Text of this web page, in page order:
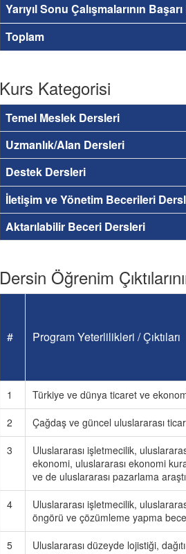
Yarıyıl Sonu Çalışmalarının
Toplam
Kurs Kategorisi
Temel Meslek Dersleri
Uzmanlık/Alan Dersleri
Destek Dersleri
İletişim ve Yönetim Becerileri
Aktarılabilir Beceri Dersleri
Dersin Öğrenim
# Program Yeterlilikleri / Çıktıları
1
Türkiye ve dünya ticaret ve
2
Çağdaş ve güncel uluslararası
3
Uluslararası işletmecilik,
ekonomi, uluslararası ekonomi
ve de uluslararası pazarlama
4
Uluslararası işletmecilik,
öngörü ve çözümleme yapma
5
Uluslararası düzeyde lojistiği,